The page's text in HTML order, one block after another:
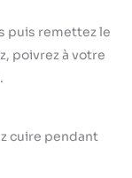
puis remettez le
poivrez à votre
cuire pendant